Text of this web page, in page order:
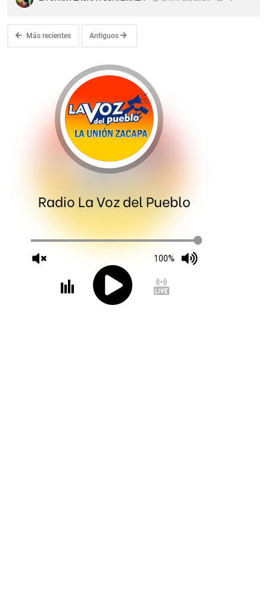
Más recientes Antiguos
Radio La Voz del Pueblo
100%